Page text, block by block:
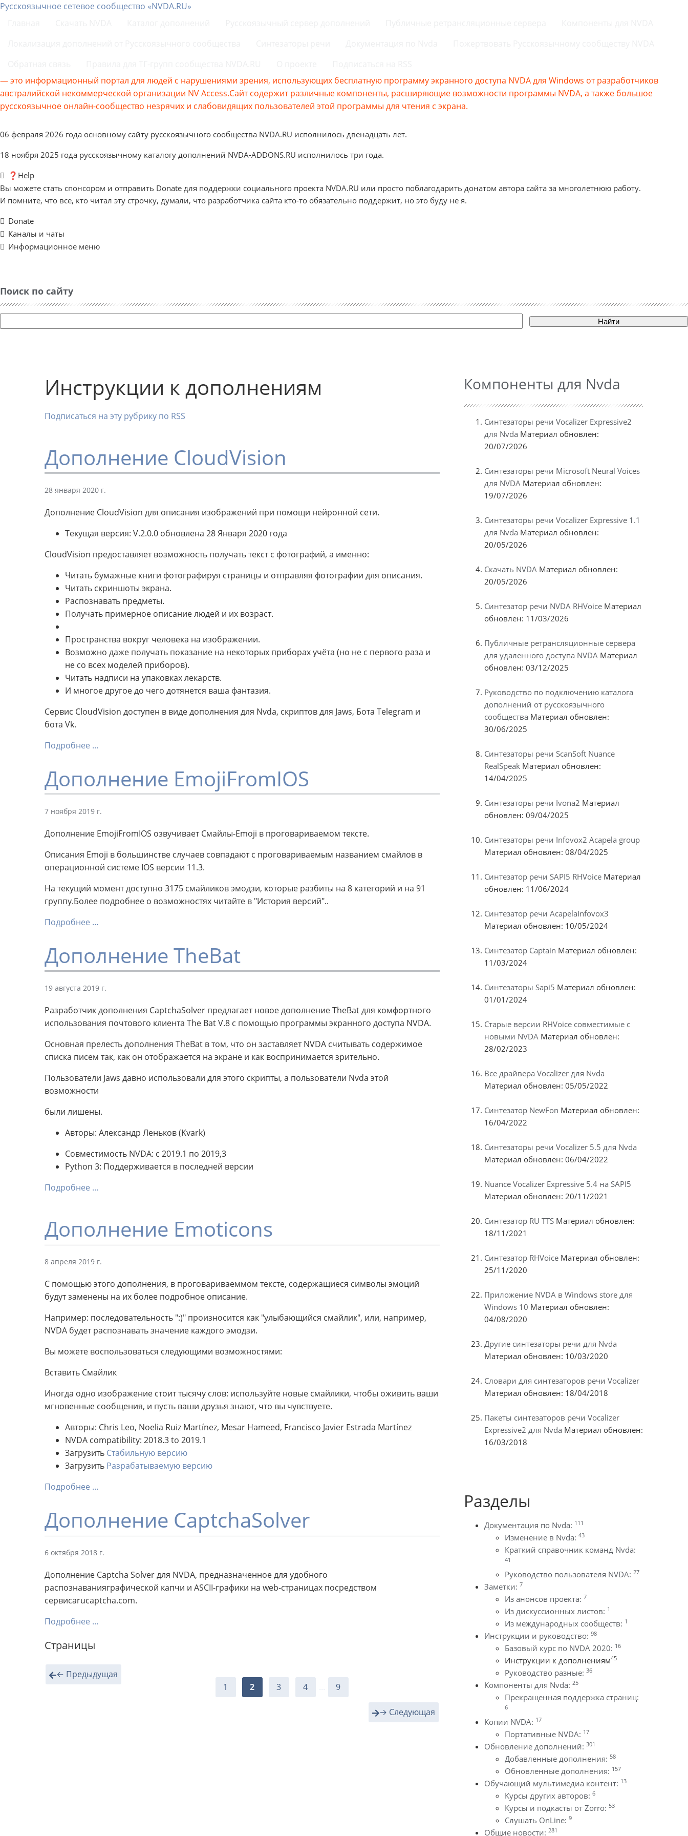
Русскоязычное сетевое сообщество «NVDA.RU»
— это информационный портал для людей с нарушениями зрения, использующих бесплатную программу экранного доступа NVDA для Windows от разработчиков
австралийской некоммерческой организации NV Access.Сайт содержит различные компоненты, расширяющие возможности программы NVDA, а также большое
русскоязычное онлайн-сообщество незрячих и слабовидящих пользователей этой программы для чтения с экрана.
06 февраля 2026 года основному сайту русскоязычного сообщества NVDA.RU исполнилось двенадцать лет.
18 ноября 2025 года русскоязычному каталогу дополнений NVDA-ADDONS.RU исполнилось три года.
❓Help
Вы можете стать спонсором и отправить Donate для поддержки социального проекта NVDA.RU или просто поблагодарить донатом автора сайта за многолетнюю работу.
И помните, что все, кто читал эту строчку, думали, что разработчика сайта кто-то обязательно поддержит, но это буду не я.
Donate
Каналы и чаты
Информационное меню
Поиск по сайту
Найти
Инструкции к дополнениям
Подписаться на эту рубрику по RSS
Дополнение CloudVision
28 января 2020 г.
Дополнение CloudVision для описания изображений при помощи нейронной сети.
Текущая версия: V.2.0.0 обновлена 28 Января 2020 года
CloudVision предоставляет возможность получать текст с фотографий, а именно:
Читать бумажные книги фотографируя страницы и отправляя фотографии для описания.
Читать скриншоты экрана.
Распознавать предметы.
Получать примерное описание людей и их возраст.
Пространства вокруг человека на изображении.
Возможно даже получать показание на некоторых приборах учёта (но не с первого раза и
не со всех моделей приборов).
Читать надписи на упаковках лекарств.
И многое другое до чего дотянется ваша фантазия.
Сервис CloudVision доступен в виде дополнения для Nvda, скриптов для Jaws, Бота Telegram и
бота Vk.
Подробнее …
Дополнение EmojiFromIOS
7 ноября 2019 г.
Дополнение EmojiFromIOS озвучивает Смайлы-Emoji в проговариваемом тексте.
Описания Emoji в большинстве случаев совпадают с проговариваемым названием смайлов в
операционной системе IOS версии 11.3.
На текущий момент доступно 3175 смайликов эмодзи, которые разбиты на 8 категорий и на 91
группу.Более подробнее о возможностях читайте в "История версий"..
Подробнее …
Дополнение TheBat
19 августа 2019 г.
Разработчик дополнения CaptchaSolver предлагает новое дополнение TheBat для комфортного
использования почтового клиента The Bat V.8 с помощью программы экранного доступа NVDA.
Основная прелесть дополнения TheBat в том, что он заставляет NVDA считывать содержимое
списка писем так, как он отображается на экране и как воспринимается зрительно.
Пользователи Jaws давно использовали для этого скрипты, а пользователи Nvda этой
возможности
были лишены.
Авторы: Александр Леньков (Kvark)
Совместимость NVDA: с 2019.1 по 2019,3
Python 3: Поддерживается в последней версии
Подробнее …
Дополнение Emoticons
8 апреля 2019 г.
С помощью этого дополнения, в проговариваеммом тексте, содержащиеся символы эмоций
будут заменены на их более подробное описание.
Например: последовательность ":)" произносится как "улыбающийся смайлик", или, например,
NVDA будет распознавать значение каждого эмодзи.
Вы можете воспользоваться следующими возможностями:
Вставить Смайлик
Иногда одно изображение стоит тысячу слов: используйте новые смайлики, чтобы оживить ваши
мгновенные сообщения, и пусть ваши друзья знают, что вы чувствуете.
Авторы: Chris Leo, Noelia Ruiz Martínez, Mesar Hameed, Francisco Javier Estrada Martínez
NVDA compatibility: 2018.3 to 2019.1
Загрузить Стабильную версию
Загрузить Разрабатываемую версию
Подробнее …
Дополнение CaptchaSolver
6 октября 2018 г.
Дополнение Captcha Solver для NVDA, предназначенное для удобного
распознаванияграфической капчи и ASCII-графики на web-страницах посредством
сервисаrucaptcha.com.
Подробнее …
Страницы
← Предыдущая
1
2 3 4 9
→ Следующая
Компоненты для Nvda
Синтезаторы речи Vocalizer Expressive2
для Nvda Материал обновлен:
20/07/2026
Синтезаторы речи Microsoft Neural Voices
для NVDA Материал обновлен:
19/07/2026
Синтезаторы речи Vocalizer Expressive 1.1
для Nvda Материал обновлен:
20/05/2026
Скачать NVDA Материал обновлен:
20/05/2026
Синтезатор речи NVDA RHVoice Материал
обновлен: 11/03/2026
Публичные ретрансляционные сервера
для удаленного доступа NVDA Материал
обновлен: 03/12/2025
Руководство по подключению каталога
дополнений от русскоязычного
сообщества Материал обновлен:
30/06/2025
Синтезаторы речи ScanSoft Nuance
RealSpeak Материал обновлен:
14/04/2025
Синтезаторы речи Ivona2 Материал
обновлен: 09/04/2025
Синтезаторы речи Infovox2 Acapela group
Материал обновлен: 08/04/2025
Синтезатор речи SAPI5 RHVoice Материал
обновлен: 11/06/2024
Синтезатор речи AcapelaInfovox3
Материал обновлен: 10/05/2024
Синтезатор Captain Материал обновлен:
11/03/2024
Синтезаторы Sapi5 Материал обновлен:
01/01/2024
Старые версии RHVoice совместимые с
новыми NVDA Материал обновлен:
28/02/2023
Все драйвера Vocalizer для Nvda
Материал обновлен: 05/05/2022
Синтезатор NewFon Материал обновлен:
16/04/2022
Синтезаторы речи Vocalizer 5.5 для Nvda
Материал обновлен: 06/04/2022
Nuance Vocalizer Expressive 5.4 на SAPI5
Материал обновлен: 20/11/2021
Синтезатор RU TTS Материал обновлен:
18/11/2021
Синтезатор RHVoice Материал обновлен:
25/11/2020
Приложение NVDA в Windows store для
Windows 10 Материал обновлен:
04/08/2020
Другие синтезаторы речи для Nvda
Материал обновлен: 10/03/2020
Словари для синтезаторов речи Vocalizer
Материал обновлен: 18/04/2018
Пакеты синтезаторов речи Vocalizer
Expressive2 для Nvda Материал обновлен:
16/03/2018
Разделы
Документация по Nvda: 111
Изменение в Nvda: 43
Краткий справочник команд Nvda:
41
Руководство пользователя NVDA: 27
Заметки: 7
Из анонсов проекта: 7
Из дискуссионных листов: 1
Из международных сообществ: 1
Инструкции и руководство: 98
Базовый курс по NVDA 2020: 16
Инструкции к дополнениям45
Руководство разные: 36
Компоненты для Nvda: 25
Прекращенная поддержка страниц:
6
Копии NVDA: 17
Портативные NVDA: 17
Обновление дополнений: 301
Добавленные дополнения: 58
Обновленные дополнения: 157
Обучающий мультимедиа контент: 13
Курсы других авторов: 6
Курсы и подкасты от Zorro: 53
Слушать OnLine: 9
Общие новости: 281